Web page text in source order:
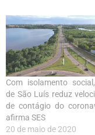
Com isolamento
de São Luís reduz
de contágio do
afirma SES
20 de maio de 2020